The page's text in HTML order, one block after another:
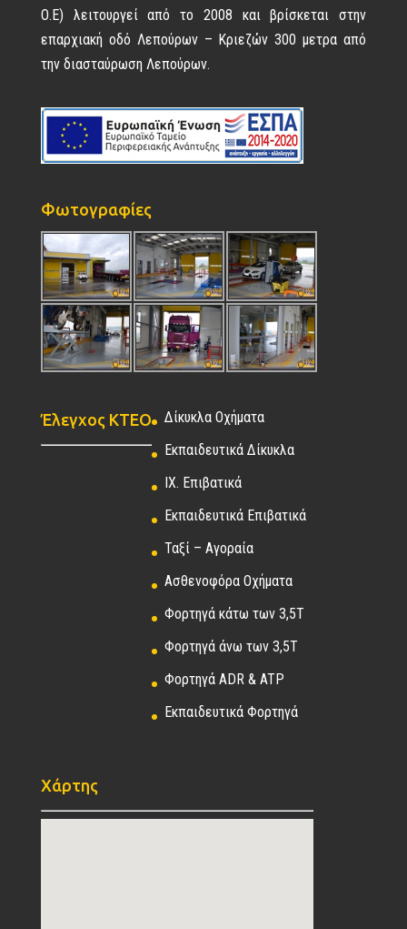
Ο.Ε) λειτουργεί από το 2008 και βρίσκεται στην
επαρχιακή οδό Λεπούρων – Κριεζών 300 μετρα από
την διασταύρωση Λεπούρων.
Φωτογραφίες
Έλεγχος ΚΤΕΟ
Δίκυκλα Οχήματα
Εκπαιδευτικά Δίκυκλα
ΙΧ. Επιβατικά
Εκπαιδευτικά Επιβατικά
Ταξί – Αγοραία
Ασθενοφόρα Οχήματα
Φορτηγά κάτω των 3,5Τ
Φορτηγά άνω των 3,5Τ
Φορτηγά ADR & ATP
Εκπαιδευτικά Φορτηγά
Χάρτης